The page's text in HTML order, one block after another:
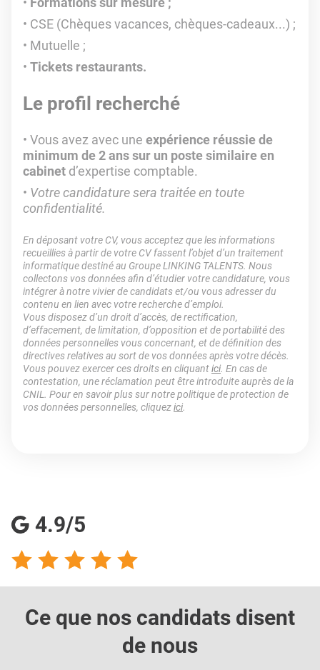
CSE (Chèques vacances, chèques-cadeaux...) ;
Mutuelle ;
Tickets restaurants.
Le profil recherché
Vous avez avec une expérience réussie de
minimum de 2 ans sur un poste similaire en
cabinet d’expertise comptable.
Votre candidature sera traitée en toute
confidentialité.
En déposant votre CV, vous acceptez que les informations
recueillies à partir de votre CV fassent l’objet d’un traitement
informatique destiné au Groupe LINKING TALENTS. Nous
collectons vos données afin d’étudier votre candidature, vous
intégrer à notre vivier de candidats et/ou vous adresser du
contenu en lien avec votre recherche d’emploi.
Vous disposez d’un droit d’accès, de rectification,
d’effacement, de limitation, d’opposition et de portabilité des
données personnelles vous concernant, et de définition des
directives relatives au sort de vos données après votre décès.
Vous pouvez exercer ces droits en cliquantici. En cas de
contestation, une réclamation peut être introduite auprès de la
CNIL. Pour en savoir plus sur notre politique de protection de
vos données personnelles, cliquezici.
4.9/5
Ce que nos candidats disent
de nous